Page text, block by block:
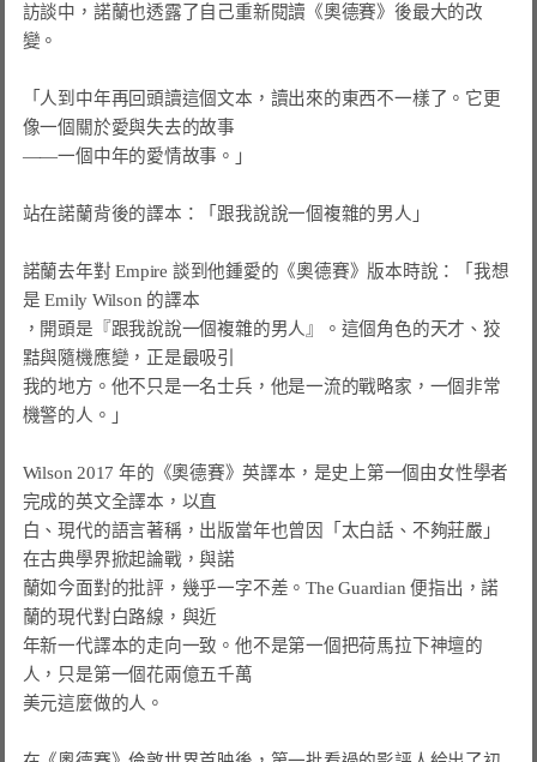
訪談中，諾蘭也透露了自己重新閱讀《奧德賽》後最大的改
變。
「人到中年再回頭讀這個文本，讀出來的東西不一樣了。它更
像一個關於愛與失去的故事
——一個中年的愛情故事。」
站在諾蘭背後的譯本：「跟我說說一個複雜的男人」
諾蘭去年對 Empire 談到他鍾愛的《奧德賽》版本時說：「我想
是 Emily Wilson 的譯本
，開頭是『跟我說說一個複雜的男人』。這個角色的天才、狡
黠與隨機應變，正是最吸引
我的地方。他不只是一名士兵，他是一流的戰略家，一個非常
機警的人。」
Wilson 2017 年的《奧德賽》英譯本，是史上第一個由女性學者
完成的英文全譯本，以直
白、現代的語言著稱，出版當年也曾因「太白話、不夠莊嚴」
在古典學界掀起論戰，與諾
蘭如今面對的批評，幾乎一字不差。The Guardian 便指出，諾
蘭的現代對白路線，與近
年新一代譯本的走向一致。他不是第一個把荷馬拉下神壇的
人，只是第一個花兩億五千萬
美元這麼做的人。